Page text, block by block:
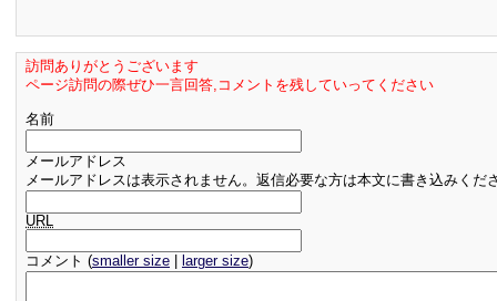
訪問ありがとうございます
ページ訪問の際ぜひ一言回答,コメントを残していってください
名前
メールアドレス
メールアドレスは表示されません。返信必要な方は本文に書き込みくだ
URL
コメント (smaller size larger size)